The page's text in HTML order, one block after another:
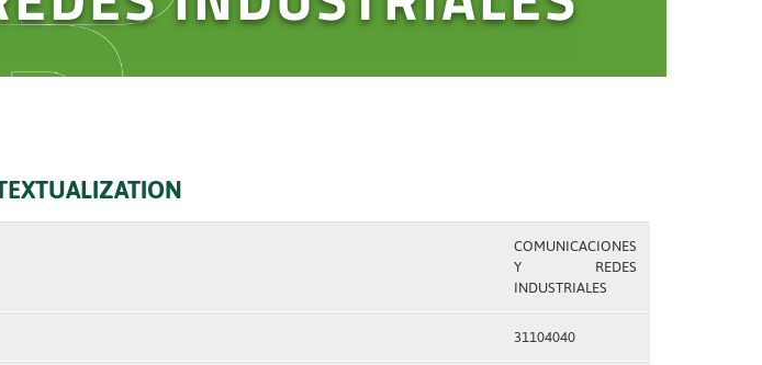
COMUNICACIONES
Y REDES
INDUSTRIALES
31104040